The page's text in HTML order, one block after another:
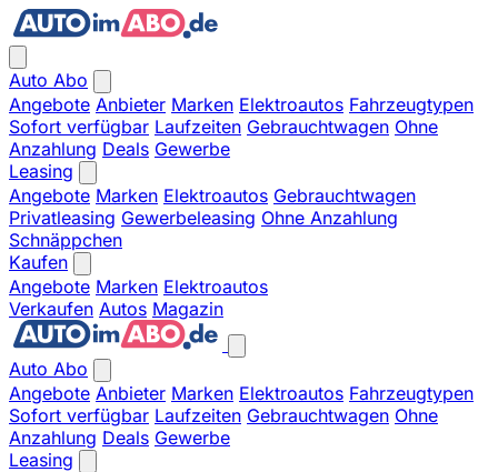
Auto Abo
Angebote Anbieter Marken Elektroautos Fahrzeugtypen
Sofort verfügbar Laufzeiten Gebrauchtwagen Ohne
Anzahlung Deals Gewerbe
Leasing
Angebote Marken Elektroautos Gebrauchtwagen
Privatleasing Gewerbeleasing Ohne Anzahlung
Schnäppchen
Kaufen
Angebote Marken Elektroautos
Verkaufen Autos Magazin
Auto Abo
Angebote Anbieter Marken Elektroautos Fahrzeugtypen
Sofort verfügbar Laufzeiten Gebrauchtwagen Ohne
Anzahlung Deals Gewerbe
Leasing